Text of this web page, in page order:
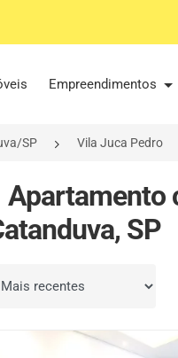
Empreendimentos
SP Vila Juca Pedro
Apartamento
SP
por